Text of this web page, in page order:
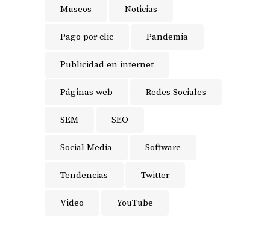
Museos Noticias
Pago por clic Pandemia
Publicidad en internet
Páginas web Redes Sociales
SEM SEO
Social Media Software
Tendencias Twitter
Video YouTube